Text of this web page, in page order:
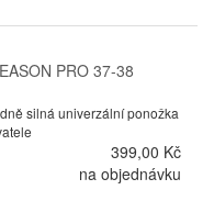
PRO 37-38
silná univerzální ponožka
399,00 Kč
na objednávku